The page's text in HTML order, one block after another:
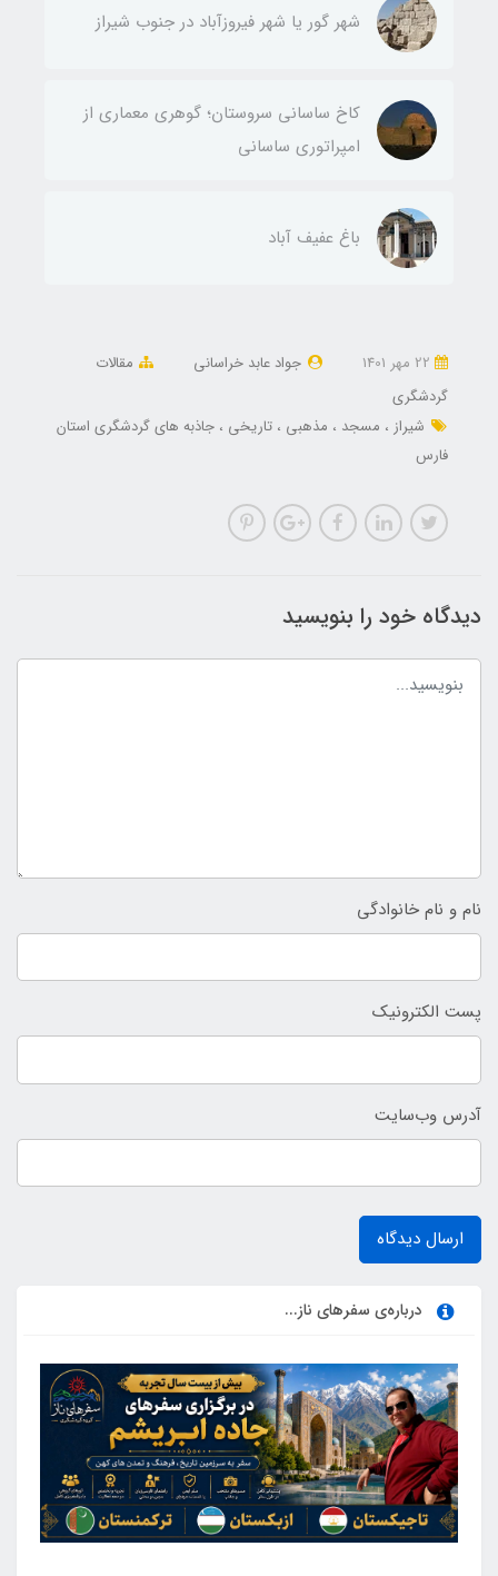
شهر گور یا شهر فیروزآباد در جنوب شیراز
کاخ ساسانی سروستان؛ گوهری معماری از
امپراتوری ساسانی
باغ عفیف آباد
جواد عابد خراسانی
مقالات
گردشگری
شیراز
مسجد مذهبی تاریخی
جاذبه های گردشگری استان
فارس
دیدگاه خود را بنویسید
نام و نام خانوادگی
پست الکترونیک
آدرس وب‌سایت
ارسال دیدگاه
درباره‌ی سفرهای ناز...